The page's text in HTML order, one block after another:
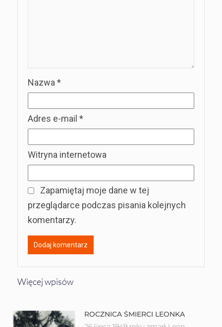
Nazwa *
Adres e-mail *
Witryna internetowa
Zapamiętaj moje dane w tej
przeglądarce podczas pisania kolejnych
komentarzy.
Więcej wpisów
ROCZNICA ŚMIERCI LEONKA